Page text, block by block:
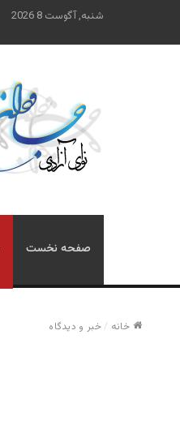
شنبه, آگوست 8 2026
صفحه نخست
خانه /خبر و دیدگاه